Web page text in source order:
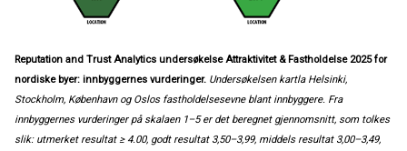
Reputation and Trust Analytics undersøkelse Attraktivitet & Fastholdelse 2025 for
nordiske byer: innbyggernes vurderinger. Undersøkelsen kartla Helsinki,
Stockholm, København og Oslos fastholdelsesevne blant innbyggere. Fra
innbyggernes vurderinger på skalaen 1–5 er det beregnet gjennomsnitt, som tolkes
slik: utmerket resultat ≥ 4.00, godt resultat 3,50–3,99, middels resultat 3,00–3,49,